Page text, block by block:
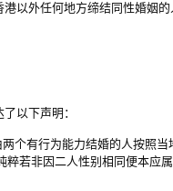
以外任何地方缔结同性婚姻的
以下声明：
个有行为能力结婚的人按照当
若非因二人性别相同便本应